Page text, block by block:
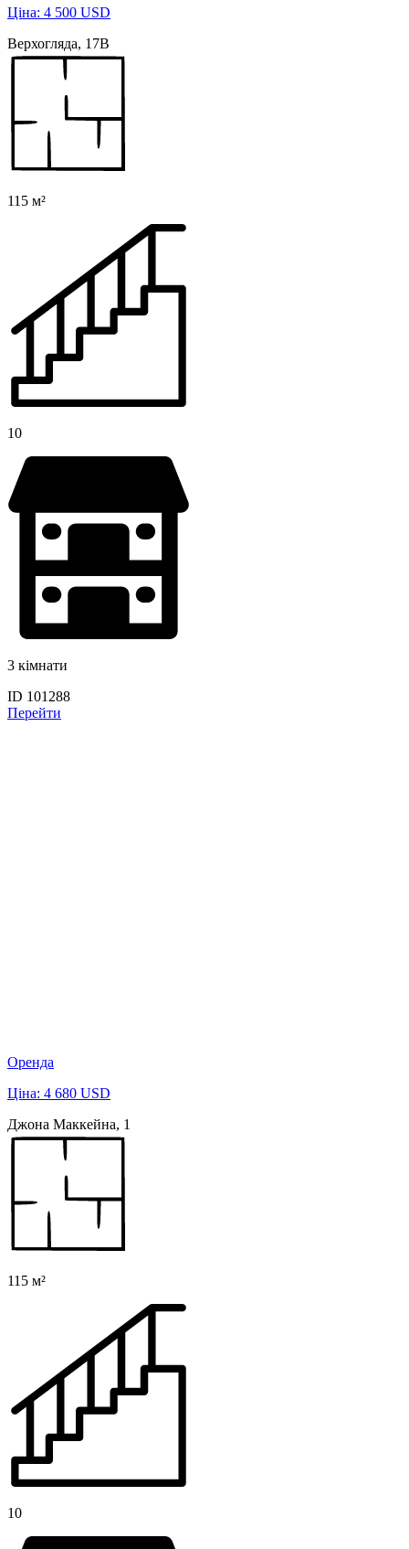
Ціна: 4 500 USD
Верхогляда, 17В
115 м²
10
3 кімнати
ID 101288
Перейти
Оренда
Ціна: 4 680 USD
Джона Маккейна, 1
115 м²
10